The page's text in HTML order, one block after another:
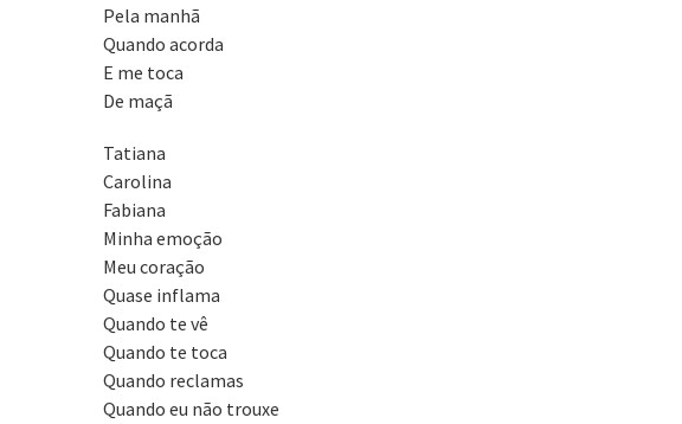
Pela manhã
Quando acorda
E me toca
De maçã
Tatiana
Carolina
Fabiana
Minha emoção
Meu coração
Quase inflama
Quando te vê
Quando te toca
Quando reclamas
Quando eu não trouxe